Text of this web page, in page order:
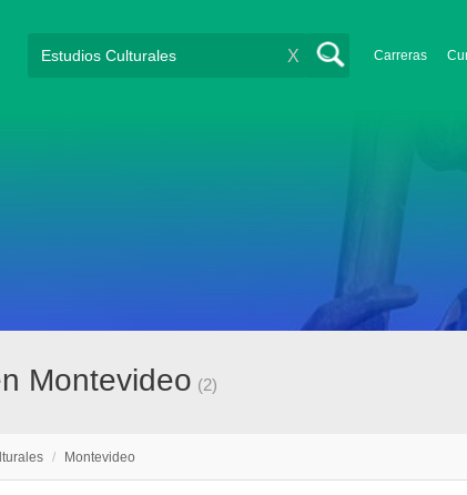
Carreras
X
Montevideo (2)
/ Montevideo